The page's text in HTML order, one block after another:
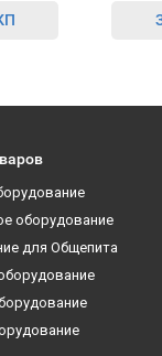
оборудование
для Общепита